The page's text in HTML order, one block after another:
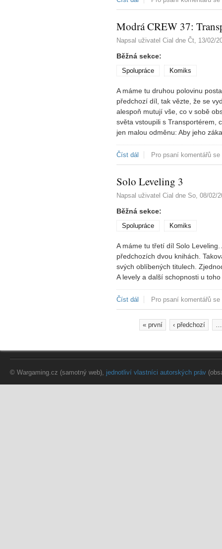
Modrá CREW 37:
Napsal uživatel Cial dne Čt, 13/02/
Běžná sekce:
Spolupráce Komiks
A máme tu druhou polovinu
předchozí díl, tak vězte, že se
alespoň mutují vše, co v sobě
světa vstoupili s Transportérem,
jen malou odměnu: Aby jeho
Číst dál Modrá CREW 37:
Pro psaní komentářů se
Solo Leveling 3
Napsal uživatel Cial dne So, 08/02/
Běžná sekce:
Spolupráce Komiks
A máme tu třetí díl Solo
předchozích dvou knihách.
svých oblíbených titulech.
A levely a další schopnosti u
Číst dál Solo Leveling 3
Pro psaní komentářů se
« první ‹ předchozí …
© Wargaming.cz (samotný web), jednotliví vlastníci autorských práv